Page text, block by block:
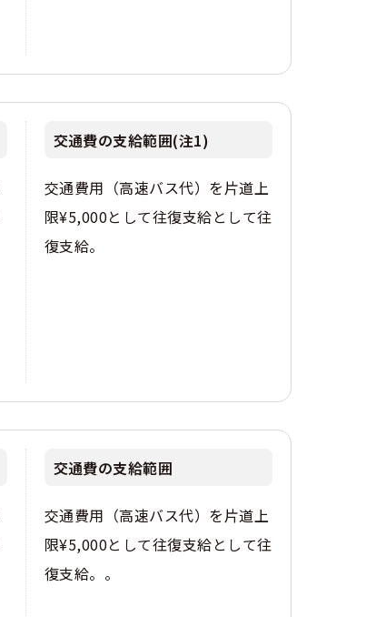
交通費の支給範囲(注1)
交通費用（高速バス代）を片道上
限¥5,000として往復支給として往
復支給。
交通費の支給範囲
交通費用（高速バス代）を片道上
限¥5,000として往復支給として往
復支給。。